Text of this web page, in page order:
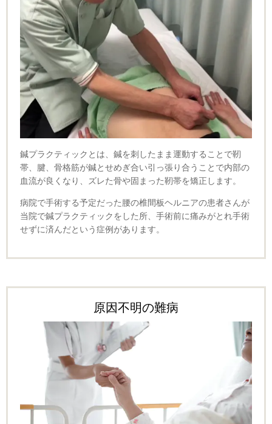
鍼プラクティックとは、鍼を刺したまま運動することで靭
帯、腱、骨格筋が鍼とせめぎ合い引っ張り合うことで内部の
血流が良くなり、ズレた骨や固まった靭帯を矯正します。
病院で手術する予定だった腰の椎間板ヘルニアの患者さんが
当院で鍼プラクティックをした所、手術前に痛みがとれ手術
せずに済んだという症例があります。
原因不明の難病